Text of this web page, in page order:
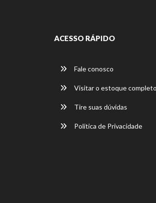
ACESSO RÁPIDO
Fale conosco
Visitar o estoque completo
Tire suas dúvidas
Política de Privacidade